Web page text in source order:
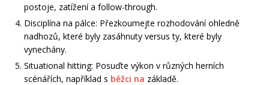
postoje, zatížení a follow-through.
Disciplína na pálce: Přezkoumejte rozhodování ohledně
nadhozů, které byly zasáhnuty versus ty, které byly
vynechány.
Situational hitting: Posuďte výkon v různých herních
scénářích, například s běžci na základě.